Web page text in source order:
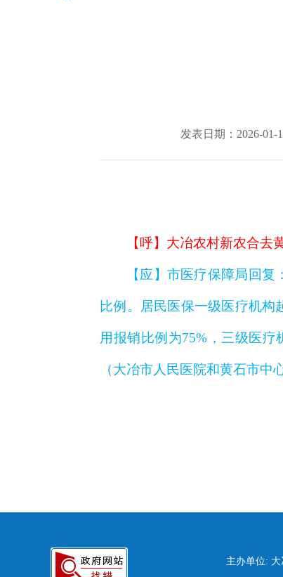
发表日期：2026-
【呼】大冶农村新农合去
【应】市医疗保障局回
比例。居民医保一级医疗机构
用报销比例为75%，三级医
（大冶市人民医院和黄石市
主办单位: